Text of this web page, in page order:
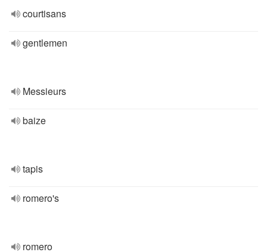
courtisans
gentlemen
Messieurs
baize
tapis
romero's
romero